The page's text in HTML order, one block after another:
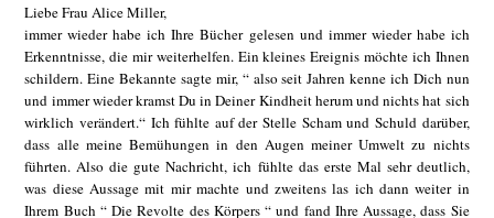
Liebe Frau Alice Miller,
immer wieder habe ich Ihre Bücher gelesen und immer wieder habe ich
Erkenntnisse, die mir weiterhelfen. Ein kleines Ereignis möchte ich Ihnen
schildern. Eine Bekannte sagte mir, “ also seit Jahren kenne ich Dich nun
und immer wieder kramst Du in Deiner Kindheit herum und nichts hat sich
wirklich verändert.“ Ich fühlte auf der Stelle Scham und Schuld darüber,
dass alle meine Bemühungen in den Augen meiner Umwelt zu nichts
führten. Also die gute Nachricht, ich fühlte das erste Mal sehr deutlich,
was diese Aussage mit mir machte und zweitens las ich dann weiter in
Ihrem Buch “ Die Revolte des Körpers “ und fand Ihre Aussage, dass Sie